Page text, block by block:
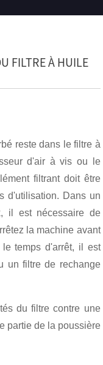
FILTRE À HUILE
reste dans le filtre à
d'air à vis ou le
filtrant doit être
d'utilisation. Dans un
il est nécessaire de
la machine avant
temps d'arrêt, il est
un filtre de rechange
du filtre contre une
partie de la poussière